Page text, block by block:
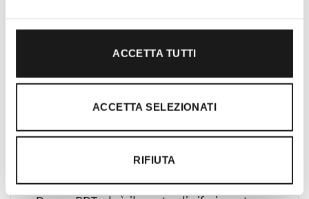
ACCETTA TUTTI
ACCETTA SELEZIONATI
RIFIUTA
Oltre 30 anni di esperienza
Nato nel 1990 con il nome di Rifugio